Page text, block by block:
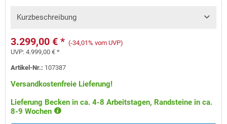
Kurzbeschreibung
3.299,00 € * (-34,01% vom UVP)
UVP:4.999,00 € *
Artikel-Nr.: 107387
Versandkostenfreie Lieferung!
Lieferung Becken in ca. 4-8 Arbeitstagen, Randsteine in ca.
8-9 Wochen